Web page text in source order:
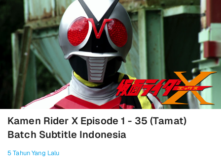
Kamen Rider X Episode 1 - 35 (Tamat)
Batch Subtitle Indonesia
5 Tahun Yang Lalu